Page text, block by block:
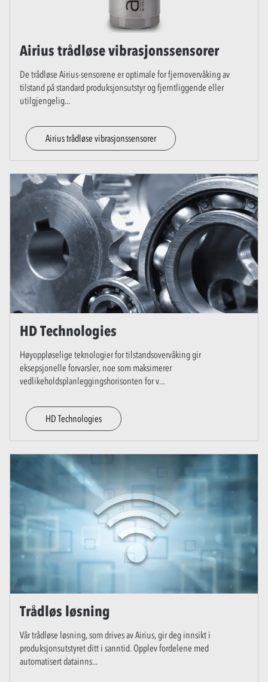
Airius trådløse vibrasjonssensorer
De trådløse Airius-sensorene er optimale for fjernovervåking av
tilstand på standard produksjonsutstyr og fjerntliggende eller
utilgjengelig...
Airius trådløse vibrasjonssensorer
HD Technologies
Høyoppløselige teknologier for tilstandsovervåking gir
eksepsjonelle forvarsler, noe som maksimerer
vedlikeholdsplanleggingshorisonten for v...
HD Technologies
Trådløs løsning
Vår trådløse løsning, som drives av Airius, gir deg innsikt i
produksjonsutstyret ditt i sanntid. Opplev fordelene med
automatisert datainns...